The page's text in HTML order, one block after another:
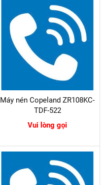
Máy nén Copeland ZR108KC-
TDF-522
Vui lòng gọi